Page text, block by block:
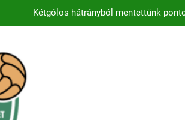
Kétgólos hátrányból mentettünk
Football Fesztivál – több mint 200 játékos
miatt játék nélkül jutottunk tovább a MOL